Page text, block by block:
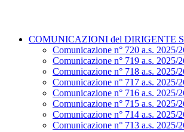
COMUNICAZIONI del DIRIGENTE
Comunicazione n° 720 a.s.
Comunicazione n° 719 a.s. 2025/
Comunicazione n° 718 a.s.
Comunicazione n° 717 a.s.
Comunicazione n° 716 a.s. 2025/
Comunicazione n° 715 a.s. 2025/
Comunicazione n° 714 a.s. 2025/
Comunicazione n° 713 a.s. 2025/